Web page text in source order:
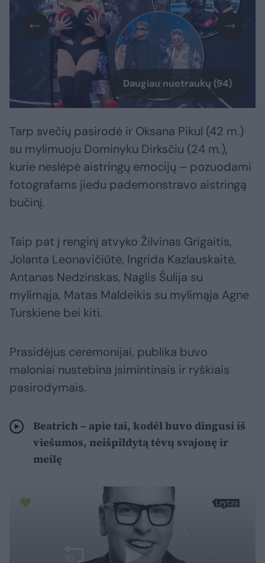
Daugiau nuotraukų (94)
Tarp svečių pasirodė ir Oksana Pikul (42 m.)
su mylimuoju Dominyku Dirksčiu (24 m.),
kurie neslėpė aistringų emocijų – pozuodami
fotografams jiedu pademonstravo aistringą
bučinį.
Taip pat į renginį atvyko Žilvinas Grigaitis,
Jolanta Leonavičiūtė, Ingrida Kazlauskaitė,
Antanas Nedzinskas, Naglis Šulija su
mylimąja, Matas Maldeikis su mylimąja Agne
Turskiene bei kiti.
Prasidėjus ceremonijai, publika buvo
maloniai nustebina įsimintinais ir ryškiais
pasirodymais.
Beatrich – apie tai, kodėl buvo dingusi iš
viešumos, neišpildytą tėvų svajonę ir
meilę